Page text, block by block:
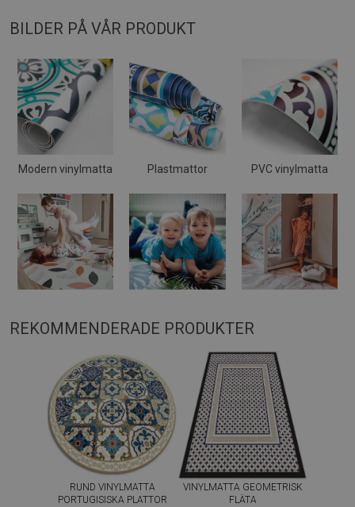
BILDER PÅ VÅR PRODUKT
Modern vinylmatta Plastmattor PVC vinylmatta
REKOMMENDERADE PRODUKTER
RUND VINYLMATTA
PORTUGISISKA PLATTOR
VINYLMATTA GEOMETRISK
FLÄTA